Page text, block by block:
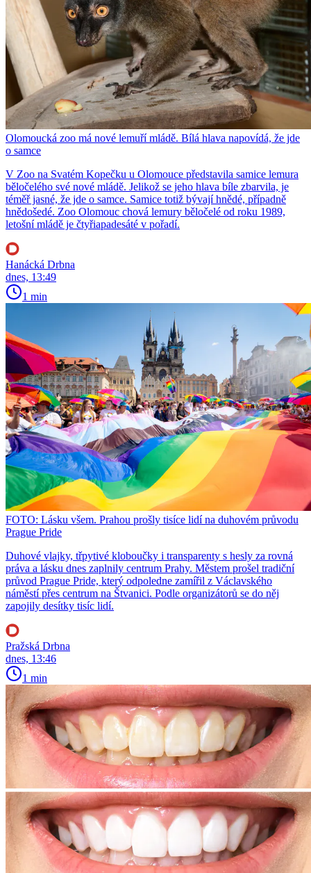
Olomoucká zoo má nové lemuří mládě. Bílá hlava napovídá, že jde
o samce
V Zoo na Svatém Kopečku u Olomouce představila samice lemura
běločelého své nové mládě. Jelikož se jeho hlava bíle zbarvila, je
téměř jasné, že jde o samce. Samice totiž bývají hnědé, případně
hnědošedé. Zoo Olomouc chová lemury běločelé od roku 1989,
letošní mládě je čtyřiapadesáté v pořadí.
Hanácká Drbna
dnes, 13:49
1 min
FOTO: Lásku všem. Prahou prošly tisíce lidí na duhovém průvodu
Prague Pride
Duhové vlajky, třpytivé kloboučky i transparenty s hesly za rovná
práva a lásku dnes zaplnily centrum Prahy. Městem prošel tradiční
průvod Prague Pride, který odpoledne zamířil z Václavského
náměstí přes centrum na Štvanici. Podle organizátorů se do něj
zapojily desítky tisíc lidí.
Pražská Drbna
dnes, 13:46
1 min